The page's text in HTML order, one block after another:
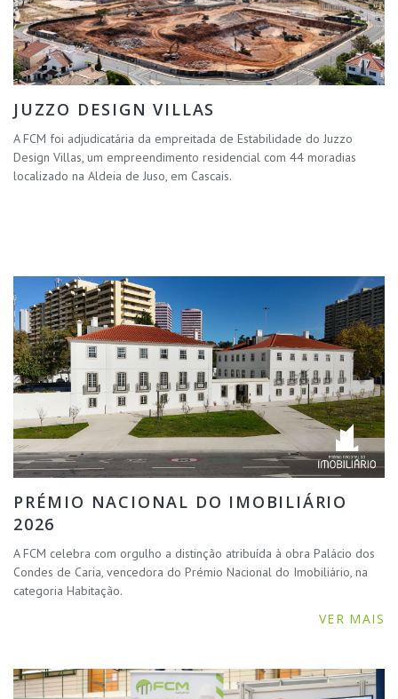
JUZZO DESIGN VILLAS
A FCM foi adjudicatária da empreitada de Estabilidade do Juzzo
Design Villas, um empreendimento residencial com 44 moradias
localizado na Aldeia de Juso, em Cascais.
PRÉMIO NACIONAL DO IMOBILIÁRIO
2026
A FCM celebra com orgulho a distinção atribuída à obra Palácio dos
Condes de Caria, vencedora do Prémio Nacional do Imobiliário, na
categoria Habitação.
VER MAIS